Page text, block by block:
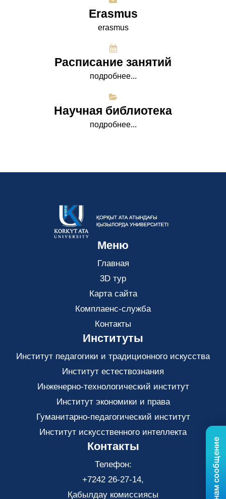
Erasmus
erasmus
Расписание занятий
подробнее...
Научная библиотека
подробнее...
Меню
Главная
3D тур
Карта сайта
Комплаенс-служба
Контакты
Институты
Институт педагогики и традиционного искусства
Институт естествознания
Инженерно-технологический институт
Институт экономики и права
Гуманитарно-педагогический институт
Институт искусственного интеллекта
Контакты
Телефон:
+7242 26-27-14,
Қабылдау комиссиясы